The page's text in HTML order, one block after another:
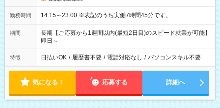
勤務時間 14:15～23:00 ※表記のうち実働7時間45分です。
期間
長期【ご応募から1週間以内(最短2日目)のスピード就業が可能】
即日～
特徴 日払いOK / 履歴書不要 / 電話対応なし / パソコンスキル不要
気になる！ 応募する 詳細へ